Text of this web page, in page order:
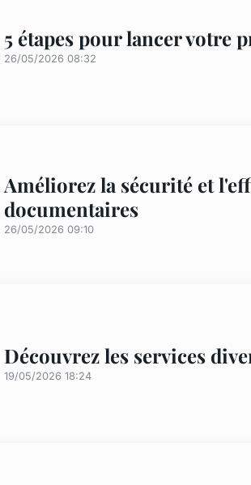
5 étapes pour lancer votre
26/05/2026 08:32
Améliorez la sécurité et
documentaires
26/05/2026 09:10
Découvrez les services
19/05/2026 18:24